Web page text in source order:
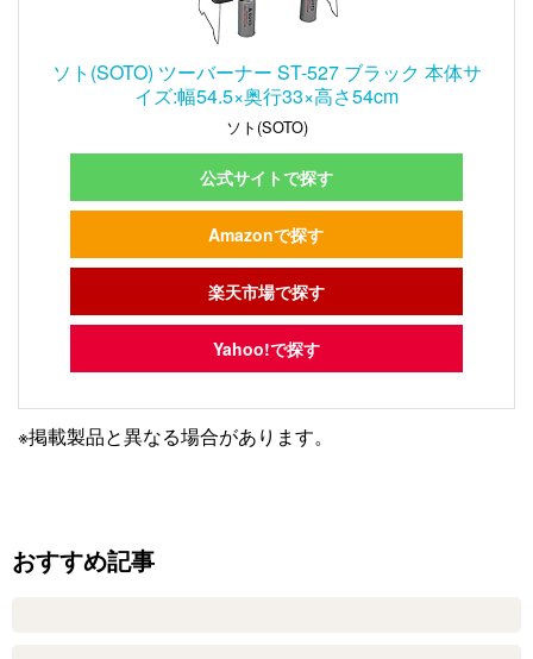
ソト(SOTO) ツーバーナー ST-527 ブラック 本体サ
イズ:幅54.5×奥行33×高さ54cm
ソト(SOTO)
公式サイトで探す
Amazonで探す
楽天市場で探す
Yahoo!で探す
※掲載製品と異なる場合があります。
おすすめ記事